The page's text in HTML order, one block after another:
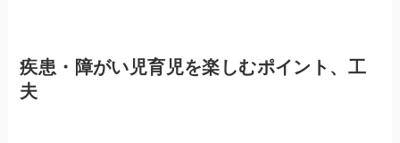
疾患・障がい児育児を楽しむポイント、工
夫